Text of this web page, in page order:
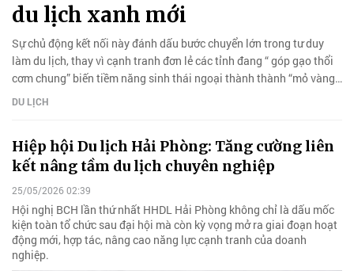
du lịch xanh mới
Sự chủ động kết nối này đánh dấu bước chuyển lớn trong tư duy
làm du lịch, thay vì cạnh tranh đơn lẻ các tỉnh đang “ góp gạo thổi
cơm chung” biến tiềm năng sinh thái ngoại thành thành “mỏ vàng”
hút khách.
DU LỊCH
Hiệp hội Du lịch Hải Phòng: Tăng cường liên
kết nâng tầm du lịch chuyên nghiệp
25/05/2026 02:39
Hội nghị BCH lần thứ nhất HHDL Hải Phòng không chỉ là dấu mốc
kiện toàn tổ chức sau đại hội mà còn kỳ vọng mở ra giai đoạn hoạt
động mới, hợp tác, nâng cao năng lực cạnh tranh của doanh
nghiệp.